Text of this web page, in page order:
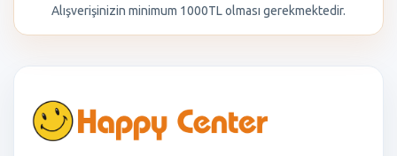
Alışverişinizin minimum 1000TL olması gerekmektedir.